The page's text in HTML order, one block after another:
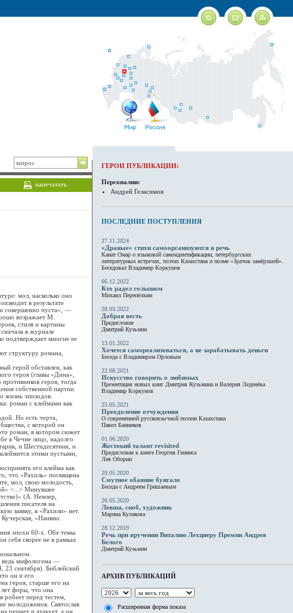
напечатать
мол, насколько оно
в результате
совершенно пуста», —
возражает М.
стиля и картины
в журнале
подтверждает многие ее
структуру романа,
герой обставлен, как
героя (главы «Дина»,
героя, тогда
собственной партии
жизнь эпизодов.
роман с клеймами как
Но есть черта,
с которой он
роман, в котором сюжет
в Чечне лицо, надолго
и Шестидесятник, и
этими пустыми,
его клейма как
что «Рахиль» посвящена
мол, свою молодость,
<...> Минувшее
(А. Немзер,
писателя на
заявку, в «Рахили» нет.
«Наивно.
эпохи 60-х. Обе темы
себя скорее не в рамках
ведь мифологема —
23 сентября). Библейский
он и его
героя, старше его на
лет форы, что она
перед тестем,
молодоженов. Святослав
решает и атакует, а он
ГЕРОИ ПУБЛИКАЦИИ:
Персоналии:
Андрей Геласимов
ПОСЛЕДНИЕ ПОСТУПЛЕНИЯ
27.11.2024
«Драные» стихи самоорганизуются в речь
Канат Омар о языковой самоидентификации, петербургских
литературных встречах, поэтах Казахстана и поэме «Зрачок замёрзшей».
Беседовал Владимир Коркунов
06.12.2022
Кто радел голышом
Михаил Перепёлкин
28.03.2022
Добрая весть
Предисловие
Дмитрий Кузьмин
13.01.2022
Хочется самореализоваться, а не зарабатывать деньги
Беседа с Владимиром Орловым
22.08.2021
Искусство говорить о любимых
Презентация новых книг Дмитрия Кузьмина и Валерия Леденёва
Владимир Коркунов
25.05.2021
Преодоление отчуждения
О современной русскоязычной поэзии Казахстана
Павел Банников
01.06.2020
Жестокий талант revisited
Предисловие к книге Георгия Генниса
Лев Оборин
29.05.2020
Смутное обаяние бунгало
Беседа с Андреем Гришаевым
26.05.2020
Левша, сноб, художник
Марина Кулакова
28.12.2019
Речь при вручении Виталию Лехциеру Премии Андрея
Белого
Дмитрий Кузьмин
АРХИВ ПУБЛИКАЦИЙ
Расширенная форма показа